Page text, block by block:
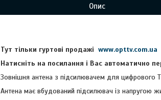
Опис
Тут тільки гуртові продажі www.opttv.com.ua
Натисніть на посилання і Вас автоматично
Зовнішня антена з підсилювачем для цифрового
Антена має вбудований підсилювач із напругою